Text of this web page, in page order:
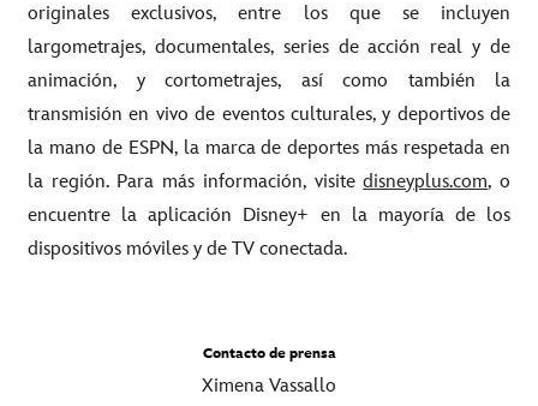
originales exclusivos, entre los que se incluyen
largometrajes, documentales, series de acción real y de
animación, y cortometrajes, así como también la
transmisión en vivo de eventos culturales, y deportivos de
la mano de ESPN, la marca de deportes más respetada en
la región. Para más información, visitedisneyplus.com, o
encuentre la aplicación Disney+ en la mayoría de los
dispositivos móviles y de TV conectada.
Contacto de prensa
Ximena Vassallo